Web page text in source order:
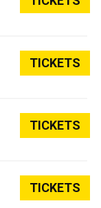
TICKETS
TICKETS
TICKETS